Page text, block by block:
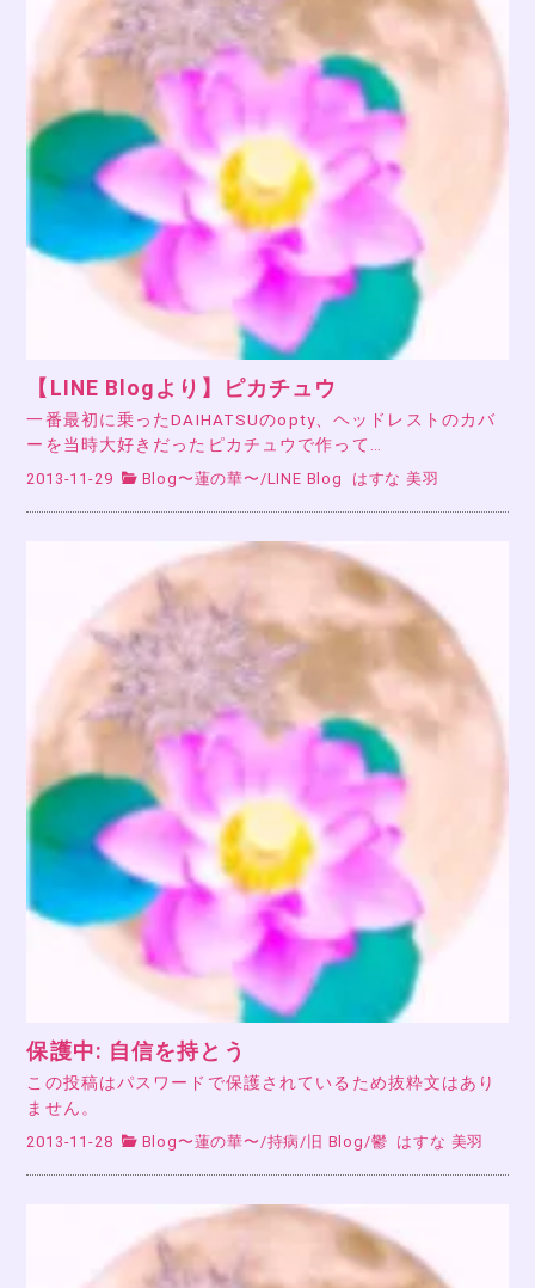
【LINE Blogより】ピカチュウ
一番最初に乗ったDAIHATSUのopty、ヘッドレストのカバ
ーを当時大好きだったピカチュウで作って…
2013-11-29 Blog〜蓮の華〜 /LINE Blog はすな 美羽
保護中: 自信を持とう
この投稿はパスワードで保護されているため抜粋文はあり
ません。
2013-11-28 Blog〜蓮の華〜 /持病 /旧 Blog /鬱 はすな 美羽